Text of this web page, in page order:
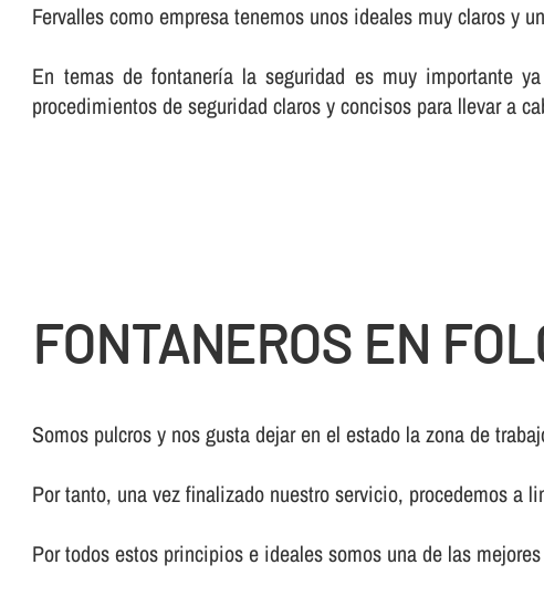
Fervalles como empresa tenemos unos ideales muy claros y
En temas de fontanerí­a la seguridad es muy importante
procedimientos de seguridad claros y concisos para llevar a
FONTANEROS EN
Somos pulcros y nos gusta dejar en el estado la zona de
Por tanto, una vez finalizado nuestro servicio, procedemos a
Por todos estos principios e ideales somos una de las